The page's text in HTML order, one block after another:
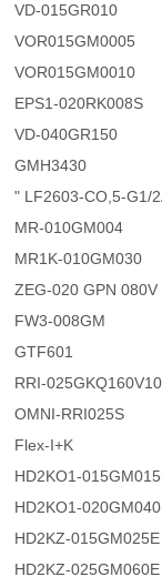
VD-015GR010
VOR015GM0005
VOR015GM0010
EPS1-020RK008S
VD-040GR150
GMH3430
" LF2603-CO,5-G1/
MR-010GM004
MR1K-010GM030
ZEG-020 GPN 080V
FW3-008GM
GTF601
RRI-
OMNI-RRI025S
Flex-I+K
HD2KO1-
HD2KO1-
HD2KZ-015GM025E
HD2KZ-025GM060E